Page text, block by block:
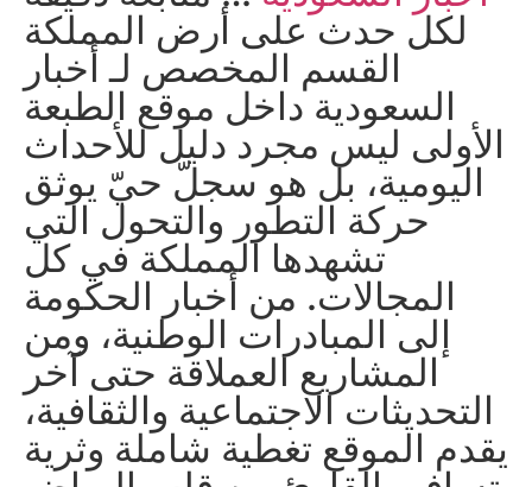
لكل حدث على أرض المملكة
القسم المخصص لـ أخبار
السعودية داخل موقع الطبعة
الأولى ليس مجرد دليل للأحداث
اليومية، بل هو سجلّ حيّ يوثق
حركة التطور والتحول التي
تشهدها المملكة في كل
المجالات. من أخبار الحكومة
إلى المبادرات الوطنية، ومن
المشاريع العملاقة حتى آخر
التحديثات الاجتماعية والثقافية،
يقدم الموقع تغطية شاملة وثرية